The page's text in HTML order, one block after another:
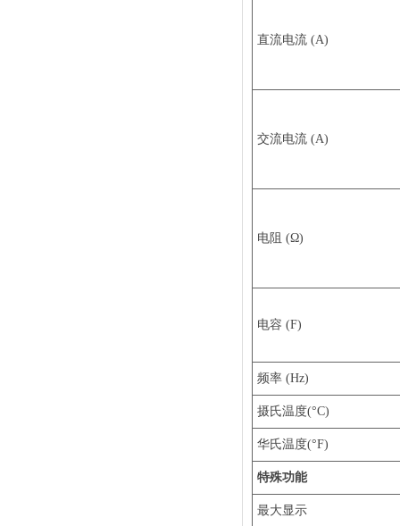
直流电流 (A)
交流电流 (A)
电阻 (Ω)
电容 (F)
频率 (Hz)
摄氏温度(°C)
华氏温度(°F)
特殊功能
最大显示